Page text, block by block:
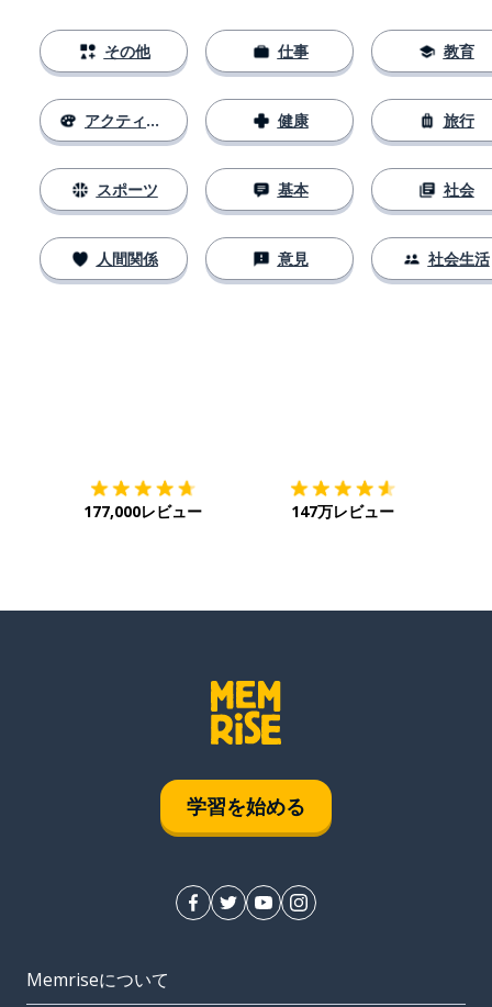
その他
アクティビティ
スポーツ
人間関係
仕事
健康
基本
意見
教育
旅行
社会
社会生活
177,000レビュー 147万レビュー
学習を始める
Memriseについて